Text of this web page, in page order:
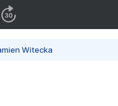
Witecka